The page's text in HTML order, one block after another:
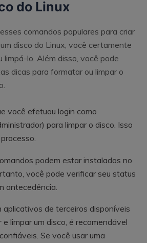
do Linux
comandos populares para criar
disco do Linux, você certamente
lo. Além disso, você pode
dicas para formatar ou limpar o
você efetuou login como
para limpar o disco. Isso
podem estar instalados no
você pode verificar seu status
antecedência.
aplicativos de terceiros disponíveis
limpar um disco, é recomendável
Se você usar uma